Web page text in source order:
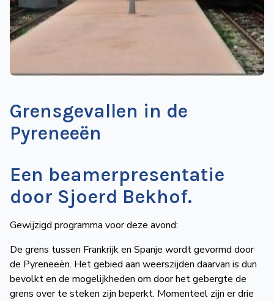
de
NVBS
Wegwijzer
NVBS
Grensgevallen in de
Pyreneeën
Een beamerpresentatie
door Sjoerd Bekhof.
Gewijzigd programma voor deze avond:
De grens tussen Frankrijk en Spanje wordt gevormd door
de Pyreneeën. Het gebied aan weerszijden daarvan is dun
bevolkt en de mogelijkheden om door het gebergte de
grens over te steken zijn beperkt. Momenteel zijn er drie